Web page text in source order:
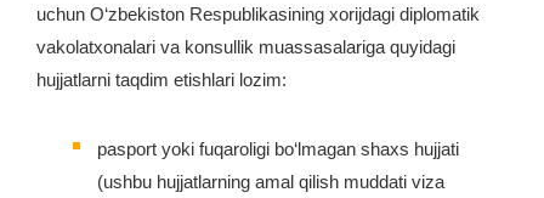
uchun O‘zbekiston Respublikasining xorijdagi diplomatik
vakolatxonalari va konsullik muassasalariga quyidagi
hujjatlarni taqdim etishlari lozim:
pasport yoki fuqaroligi bo‘lmagan shaxs hujjati
(ushbu hujjatlarning amal qilish muddati viza